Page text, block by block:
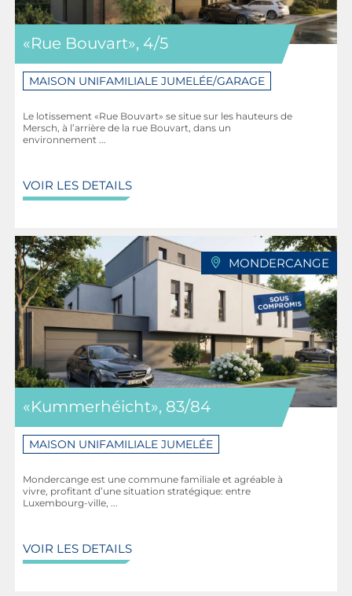
«Rue Bouvart», 4/5
MAISON UNIFAMILIALE JUMELÉE/GARAGE
Le lotissement «Rue Bouvart» se situe sur les hauteurs de
Mersch, à l’arrière de la rue Bouvart, dans un
environnement ...
VOIR LES DETAILS
MONDERCANGE
«Kummerhéicht», 83/84
MAISON UNIFAMILIALE JUMELÉE
Mondercange est une commune familiale et agréable à
vivre, profitant d’une situation stratégique: entre
Luxembourg-ville, ...
VOIR LES DETAILS